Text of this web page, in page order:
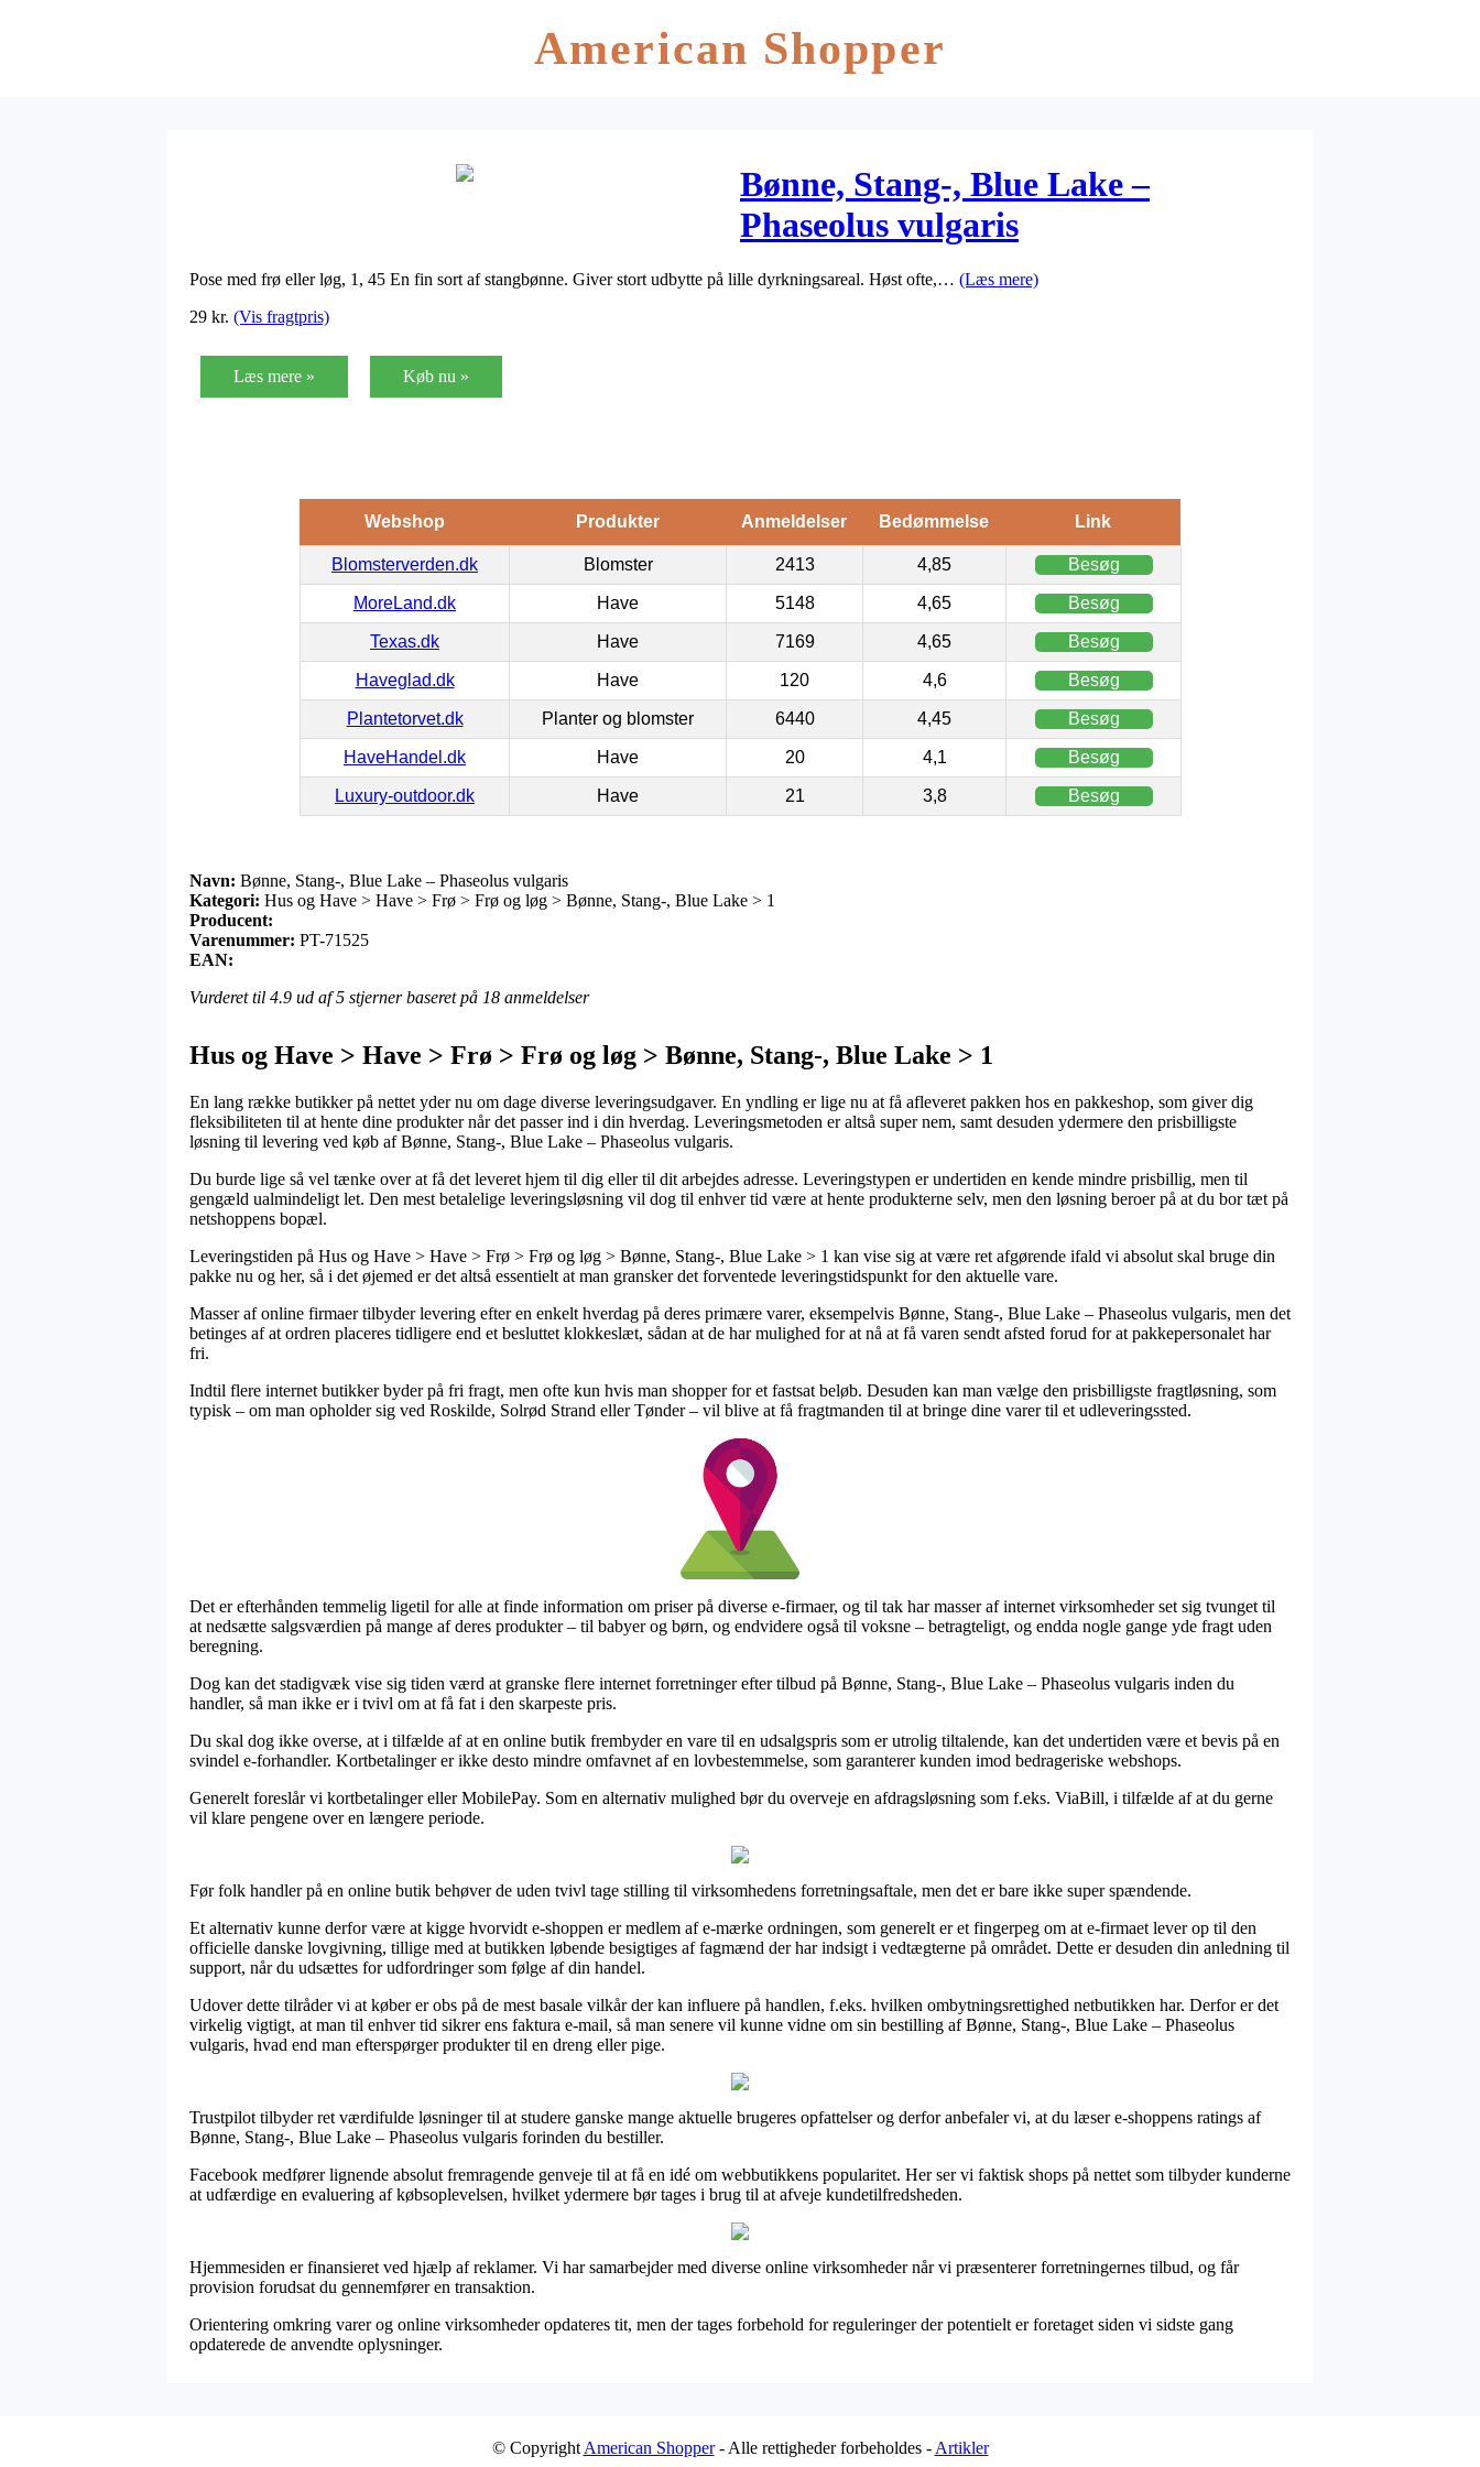
American Shopper
Bønne, Stang-, Blue Lake –
Phaseolus vulgaris
Pose med frø eller løg, 1, 45 En fin sort af stangbønne. Giver stort udbytte på lille dyrkningsareal. Høst ofte,… (Læs mere)
29 kr. (Vis fragtpris)
Læs mere » Køb nu »
Webshop Produkter Anmeldelser Bedømmelse Link
Blomsterverden.dk Blomster 2413 4,85 Besøg
MoreLand.dk Have 5148 4,65 Besøg
Texas.dk Have 7169 4,65 Besøg
Haveglad.dk Have 120 4,6 Besøg
Plantetorvet.dk Planter og blomster 6440 4,45 Besøg
HaveHandel.dk Have 20 4,1 Besøg
Luxury-outdoor.dk Have 21 3,8 Besøg
Navn: Bønne, Stang-, Blue Lake – Phaseolus vulgaris
Kategori: Hus og Have > Have > Frø > Frø og løg > Bønne, Stang-, Blue Lake > 1
Producent:
Varenummer: PT-71525
EAN:
Vurderet til 4.9 ud af 5 stjerner baseret på 18 anmeldelser
Hus og Have > Have > Frø > Frø og løg > Bønne, Stang-, Blue Lake > 1
En lang række butikker på nettet yder nu om dage diverse leveringsudgaver. En yndling er lige nu at få afleveret pakken hos en pakkeshop, som giver dig
fleksibiliteten til at hente dine produkter når det passer ind i din hverdag. Leveringsmetoden er altså super nem, samt desuden ydermere den prisbilligste
løsning til levering ved køb af Bønne, Stang-, Blue Lake – Phaseolus vulgaris.
Du burde lige så vel tænke over at få det leveret hjem til dig eller til dit arbejdes adresse. Leveringstypen er undertiden en kende mindre prisbillig, men til
gengæld ualmindeligt let. Den mest betalelige leveringsløsning vil dog til enhver tid være at hente produkterne selv, men den løsning beroer på at du bor tæt på
netshoppens bopæl.
Leveringstiden på Hus og Have > Have > Frø > Frø og løg > Bønne, Stang-, Blue Lake > 1 kan vise sig at være ret afgørende ifald vi absolut skal bruge din
pakke nu og her, så i det øjemed er det altså essentielt at man gransker det forventede leveringstidspunkt for den aktuelle vare.
Masser af online firmaer tilbyder levering efter en enkelt hverdag på deres primære varer, eksempelvis Bønne, Stang-, Blue Lake – Phaseolus vulgaris, men det
betinges af at ordren placeres tidligere end et besluttet klokkeslæt, sådan at de har mulighed for at nå at få varen sendt afsted forud for at pakkepersonalet har
fri.
Indtil flere internet butikker byder på fri fragt, men ofte kun hvis man shopper for et fastsat beløb. Desuden kan man vælge den prisbilligste fragtløsning, som
typisk – om man opholder sig ved Roskilde, Solrød Strand eller Tønder – vil blive at få fragtmanden til at bringe dine varer til et udleveringssted.
Det er efterhånden temmelig ligetil for alle at finde information om priser på diverse e-firmaer, og til tak har masser af internet virksomheder set sig tvunget til
at nedsætte salgsværdien på mange af deres produkter – til babyer og børn, og endvidere også til voksne – betragteligt, og endda nogle gange yde fragt uden
beregning.
Dog kan det stadigvæk vise sig tiden værd at granske flere internet forretninger efter tilbud på Bønne, Stang-, Blue Lake – Phaseolus vulgaris inden du
handler, så man ikke er i tvivl om at få fat i den skarpeste pris.
Du skal dog ikke overse, at i tilfælde af at en online butik frembyder en vare til en udsalgspris som er utrolig tiltalende, kan det undertiden være et bevis på en
svindel e-forhandler. Kortbetalinger er ikke desto mindre omfavnet af en lovbestemmelse, som garanterer kunden imod bedrageriske webshops.
Generelt foreslår vi kortbetalinger eller MobilePay. Som en alternativ mulighed bør du overveje en afdragsløsning som f.eks. ViaBill, i tilfælde af at du gerne
vil klare pengene over en længere periode.
Før folk handler på en online butik behøver de uden tvivl tage stilling til virksomhedens forretningsaftale, men det er bare ikke super spændende.
Et alternativ kunne derfor være at kigge hvorvidt e-shoppen er medlem af e-mærke ordningen, som generelt er et fingerpeg om at e-firmaet lever op til den
officielle danske lovgivning, tillige med at butikken løbende besigtiges af fagmænd der har indsigt i vedtægterne på området. Dette er desuden din anledning til
support, når du udsættes for udfordringer som følge af din handel.
Udover dette tilråder vi at køber er obs på de mest basale vilkår der kan influere på handlen, f.eks. hvilken ombytningsrettighed netbutikken har. Derfor er det
virkelig vigtigt, at man til enhver tid sikrer ens faktura e-mail, så man senere vil kunne vidne om sin bestilling af Bønne, Stang-, Blue Lake – Phaseolus
vulgaris, hvad end man efterspørger produkter til en dreng eller pige.
Trustpilot tilbyder ret værdifulde løsninger til at studere ganske mange aktuelle brugeres opfattelser og derfor anbefaler vi, at du læser e-shoppens ratings af
Bønne, Stang-, Blue Lake – Phaseolus vulgaris forinden du bestiller.
Facebook medfører lignende absolut fremragende genveje til at få en idé om webbutikkens popularitet. Her ser vi faktisk shops på nettet som tilbyder kunderne
at udfærdige en evaluering af købsoplevelsen, hvilket ydermere bør tages i brug til at afveje kundetilfredsheden.
Hjemmesiden er finansieret ved hjælp af reklamer. Vi har samarbejder med diverse online virksomheder når vi præsenterer forretningernes tilbud, og får
provision forudsat du gennemfører en transaktion.
Orientering omkring varer og online virksomheder opdateres tit, men der tages forbehold for reguleringer der potentielt er foretaget siden vi sidste gang
opdaterede de anvendte oplysninger.
© Copyright American Shopper- Alle rettigheder forbeholdes - Artikler